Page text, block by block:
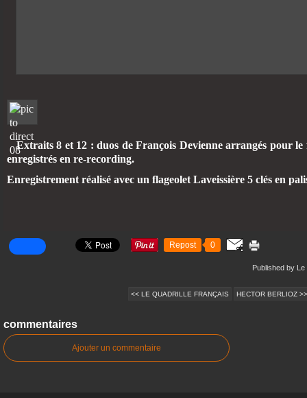
Extraits 8 et 12 :duos de François Devienne arrangés pour le
enregistrés en re-recording.
Enregistrement réalisé avec un flageolet Laveissière 5 clés en
Repost 0
Published by
<< LE QUADRILLE FRANÇAIS HECTOR BERLIOZ >>
commentaires
Ajouter un commentaire